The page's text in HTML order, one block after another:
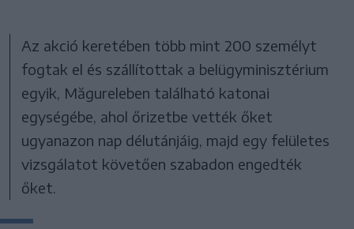
Az akció keretében több mint 200 személyt
fogtak el és szállítottak a belügyminisztérium
egyik, Măgureleben található katonai
egységébe, ahol őrizetbe vették őket
ugyanazon nap délutánjáig, majd egy felületes
vizsgálatot követően szabadon engedték
őket.